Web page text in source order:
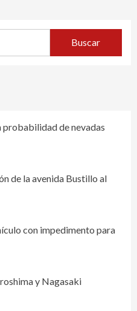
probabilidad de nevadas
de la avenida Bustillo al
con impedimento para
y Nagasaki